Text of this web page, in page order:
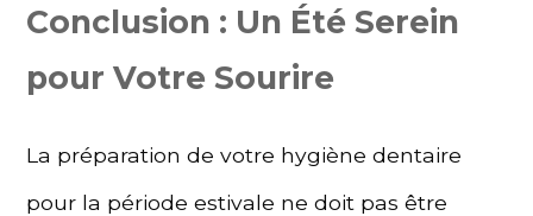
Conclusion : Un Été Serein
pour Votre Sourire
La préparation de votre hygiène dentaire
pour la période estivale ne doit pas être